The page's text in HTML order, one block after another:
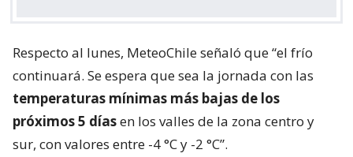
Respecto al lunes, MeteoChile señaló que “el frío
continuará. Se espera que sea la jornada con las
temperaturas mínimas más bajas de los
próximos 5 díasen los valles de la zona centro y
sur, con valores entre -4 °C y -2 °C”.